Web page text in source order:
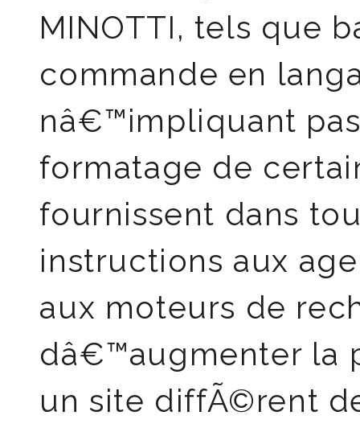
MINOTTI, tels que
commande en
nâ€™impliquant
formatage de
fournissent dans
instructions aux
aux moteurs de
dâ€™augmenter la
un site diffÃ©rent